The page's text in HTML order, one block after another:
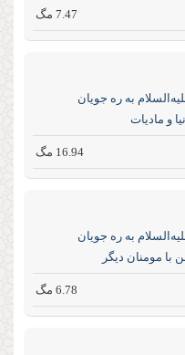
7.47 مگ
به ره جویان
و مادیات
16.94 مگ
به ره جویان
مومنان دیگر
6.78 مگ